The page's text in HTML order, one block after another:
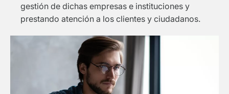
gestión de dichas empresas e instituciones y
prestando atención a los clientes y ciudadanos.